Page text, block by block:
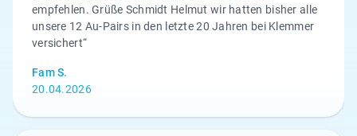
empfehlen. Grüße Schmidt Helmut wir hatten bisher alle
unsere 12 Au-Pairs in den letzte 20 Jahren bei Klemmer
versichert“
Fam S.
20.04.2026